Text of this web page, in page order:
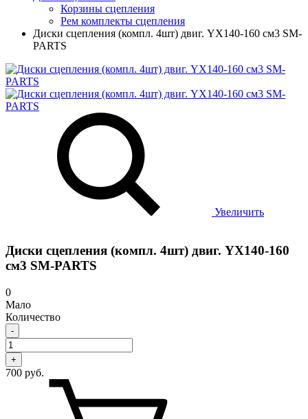
Корзины сцепления
Рем комплекты сцепления
Диски сцепления (компл. 4шт) двиг. YX140-160 см3 SM-
PARTS
Увеличить
Диски сцепления (компл. 4шт) двиг. YX140-160
см3 SM-PARTS
0
Мало
Количество
-
+
700 руб.